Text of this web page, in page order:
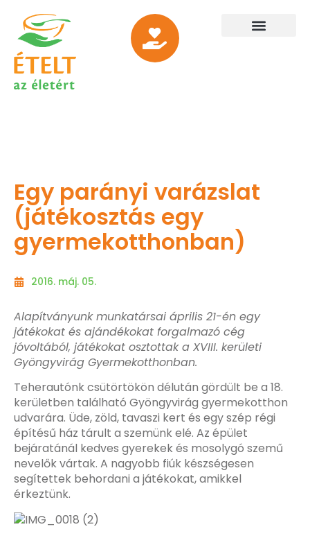
Egy parányi varázslat
(játékosztás egy
gyermekotthonban)
2016. máj. 05.
Alapítványunk munkatársai április 21-én egy
játékokat és ajándékokat forgalmazó cég
jóvoltából, játékokat osztottak a XVIII. kerületi
Gyöngyvirág Gyermekotthonban.
Teherautónk csütörtökön délután gördült be a 18.
kerületben található Gyöngyvirág gyermekotthon
udvarára. Üde, zöld, tavaszi kert és egy szép régi
építésű ház tárult a szemünk elé. Az épület
bejáratánál kedves gyerekek és mosolygó szemű
nevelők vártak. A nagyobb fiúk készségesen
segítettek behordani a játékokat, amikkel
érkeztünk.